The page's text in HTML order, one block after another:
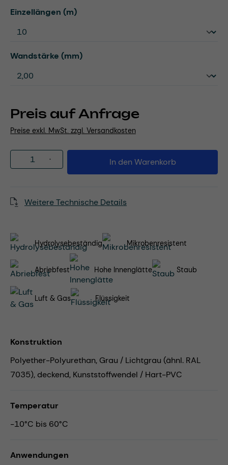
Preis auf Anfrage
Preise exkl. MwSt. zzgl. Versandkosten
Einzellängen (m)auswählen
Wandstärke (mm)auswählen
Produkt Anzahl: Gib den gewünschten
In den Warenkorb
Weitere Technische Details
Hydrolysebeständig Mikrobenresistent
Abriebfest Hohe Innenglätte Staub
Luft & Gas Flüssigkeit
Konstruktion
Polyether-Polyurethan, Grau / Lichtgrau (ähnl. RAL
7035), deckend, Kunststoffwendel / Hart-PVC
Temperatur
-10°C bis 60°C
Anwendungen